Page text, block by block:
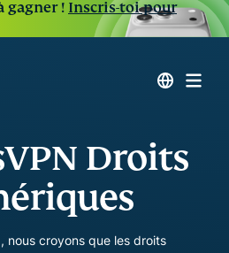
gagner ! Inscris-toi pour
Droits
nous croyons que les droits